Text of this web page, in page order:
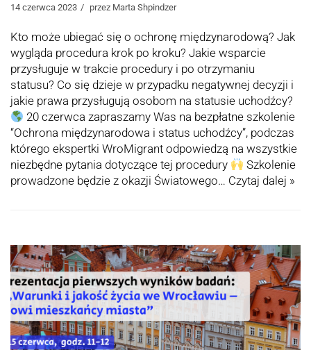
14 czerwca 2023 przez Marta Shpindzer
Kto może ubiegać się o ochronę międzynarodową? Jak
wygląda procedura krok po kroku? Jakie wsparcie
przysługuje w trakcie procedury i po otrzymaniu
statusu? Сo się dzieje w przypadku negatywnej decyzji i
jakie prawa przysługują osobom na statusie uchodźcy?
20 czerwca zapraszamy Was na bezpłatne szkolenie
“Ochrona międzynarodowa i status uchodźcy”, podczas
którego ekspertki WroMigrant odpowiedzą na wszystkie
niezbędne pytania dotyczące tej procedury
Szkolenie
prowadzone będzie z okazji Światowego… Czytaj dalej »